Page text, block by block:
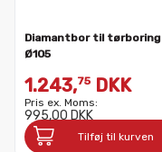
Diamantbor til tørboring
Ø105
1.243,75 DKK
Pris ex. Moms:
995,00 DKK
Tilføj til kurven